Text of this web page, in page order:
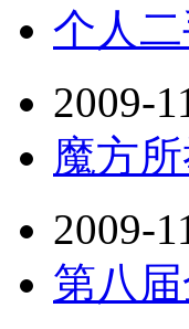
个人
2009-
魔方
2009-
第八